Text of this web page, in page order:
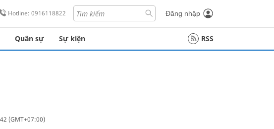
Hotline: 0916118822 Đăng nhập
Quân sự Sự kiện RSS
(GMT+07:00)